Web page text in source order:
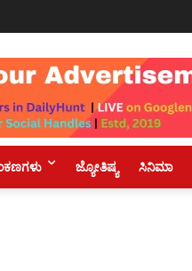
ಜ್ಯೋತಿಷ್ಯ ಸಿನಿಮಾ